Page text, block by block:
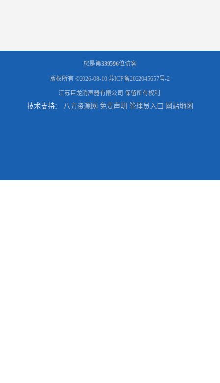
您是第339596位访客
版权所有 ©2026-08-10 苏ICP备2022045657号-2
江苏巨龙消声器有限公司 保留所有权利.
技术支持： 八方资源网 免责声明 管理员入口 网站地图